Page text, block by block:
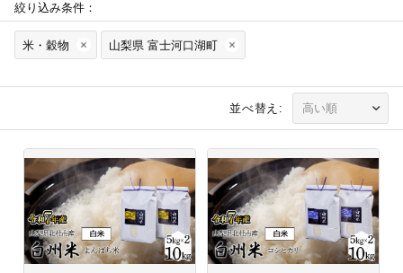
絞り込み条件：
米・穀物 山梨県 富士河口湖町
並べ替え: